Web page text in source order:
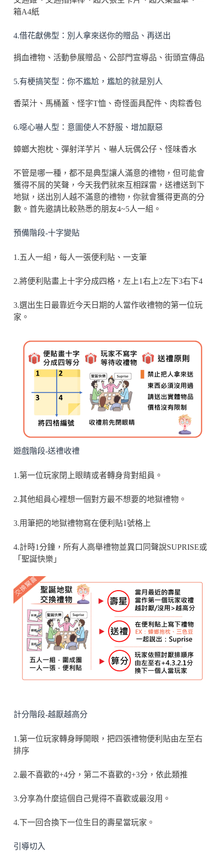
箱A4紙
4.借花獻佛型：別人拿來送你的贈品、再送出
捐血禮物、活動參展贈品、公部門宣導品、街頭宣傳品
5.有梗搞笑型：你不尷尬，尷尬的就是別人
香菜汁、馬桶蓋、怪字T恤、奇怪面具配件、肉粽香包
6.噁心嚇人型：意圖使人不舒服、增加厭惡
蟑螂大抱枕、彈射洋芋片、嚇人玩偶公仔、怪味香水
不管是哪一種，都不是典型讓人滿意的禮物，但可能會
獲得不屑的笑聲，今天我們就來互相踩雷，送禮送到下
地獄，送出別人越不滿意的禮物，你就會獲得更高的分
數。首先邀請比較熟悉的朋友4~5人一組。
預備階段-十字變貼
1.五人一組，每人一張便利貼、一支筆
2.將便利貼畫上十字分成四格，左上1右上2左下3右下4
3.選出生日最靠近今天日期的人當作收禮物的第一位玩
家。
遊戲階段-送禮收禮
1.第一位玩家閉上眼睛或者轉身背對組員。
2.其他組員心裡想一個對方最不想要的地獄禮物。
3.用筆把的地獄禮物寫在便利貼1號格上
4.計時1分鐘，所有人高舉禮物並異口同聲說SUPRISE或
「聖誕快樂」
計分階段-越厭越高分
1.第一位玩家轉身睜開眼，把四張禮物便利貼由左至右
排序
2.最不喜歡的+4分，第二不喜歡的+3分，依此類推
3.分享為什麼這個自己覺得不喜歡或最沒用。
4.下一回合換下一位生日的壽星當玩家。
引導切入